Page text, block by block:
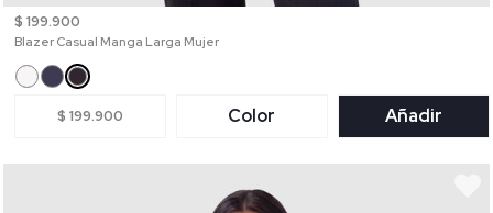
$ 199.900
Blazer Casual Manga Larga Mujer
$ 199.900 Color Añadir